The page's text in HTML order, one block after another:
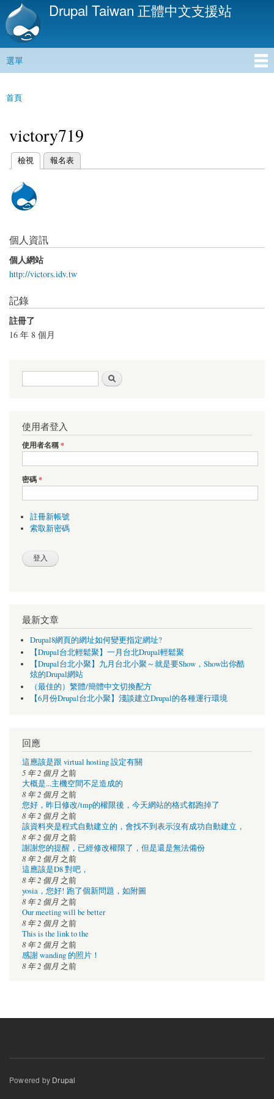
移
內
Drupal Taiwan 正體中文支援站
主選單
選單
您在這裡
首頁
victory719
主要索引標籤
檢視
(作用中頁籤) 報名表
個人資訊
個人網站
http://victors.idv.tw
記錄
註冊了
16 年 8 個月
搜尋表單
使用者登入
使用者名稱*
密碼*
註冊新帳號
索取新密碼
最新文章
Drupal8網頁的網址如何變更指定網址?
【Drupal台北輕鬆聚】一月台北Drupal輕鬆聚
【Drupal台北小聚】九月台北小聚～就是要Show，Show出你酷
炫的Drupal網站
（最佳的）繁體/簡體中文切換配方
【6月份Drupal台北小聚】淺談建立Drupal的各種運行環境
回應
這應該是跟 virtual hosting 設定有關
5 年 2 個月 之前
大概是...主機空間不足造成的
8 年 2 個月 之前
您好，昨日修改/tmp的權限後，今天網站的格式都跑掉了
8 年 2 個月 之前
該資料夾是程式自動建立的，會找不到表示沒有成功自動建立，
8 年 2 個月 之前
謝謝您的提醒，已經修改權限了，但是還是無法備份
8 年 2 個月 之前
這應該是D8 對吧，
8 年 2 個月 之前
yosia，您好! 跑了個新問題，如附圖
8 年 2 個月 之前
Our meeting will be better
8 年 2 個月 之前
This is the link to the
8 年 2 個月 之前
感謝 wanding 的照片！
8 年 2 個月 之前
Powered by Drupal